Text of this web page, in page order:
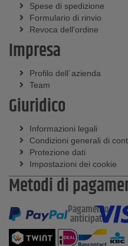
Spese di spedizione
Formulario di rinvio
Revoca dell'ordine
Impresa
Profilo dell´azienda
Team
Giuridico
Informazioni legali
Condizioni generali di
Protezione dati
Impostazioni dei cookie
Metodi di
Pagamento
anticipato